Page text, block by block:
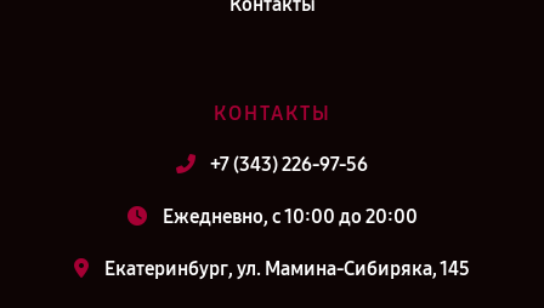
КОНТАКТЫ
+7 (343) 226-97-56
Ежедневно, с 10:00 до 20:00
Екатеринбург, ул. Мамина-Сибиряка, 145